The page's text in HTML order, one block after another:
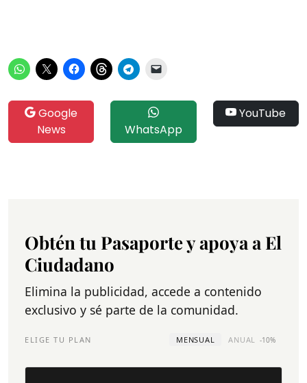
Google
News
WhatsApp
YouTube
Obtén tu Pasaporte y apoya a El
Ciudadano
Elimina la publicidad, accede a contenido
exclusivo y sé parte de la comunidad.
ELIGE TU PLAN MENSUAL ANUAL -10%